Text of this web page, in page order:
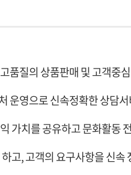
품질의 상품판매 및 고객중
운영으로 신속정확한 상담
가치를 공유하고 문화활동
고, 고객의 요구사항을 신